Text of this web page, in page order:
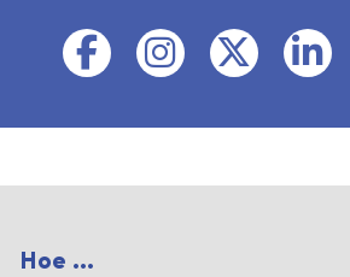
Hoe ...